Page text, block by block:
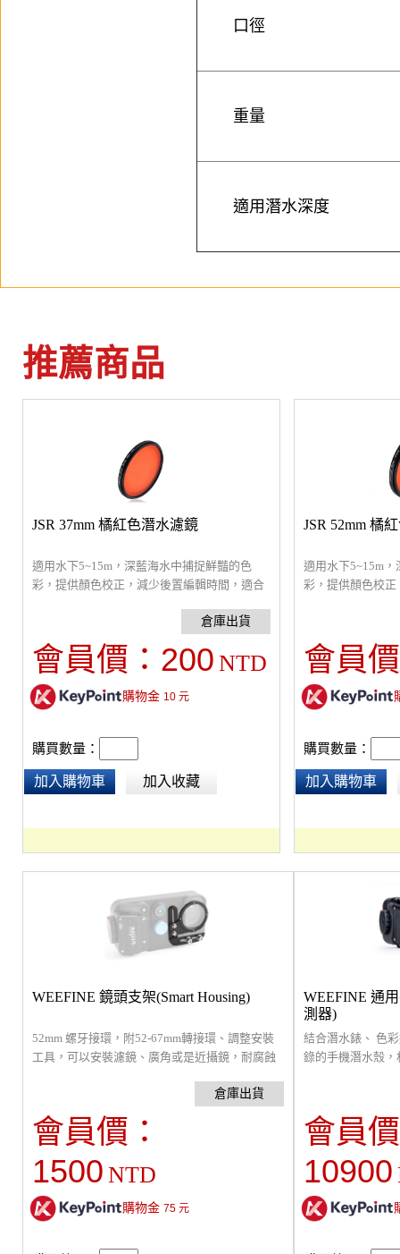
口徑
重量
適用潛水深度
推薦商品
JSR 37mm 橘紅色潛水濾鏡
適用水下5~15m，深藍海水中捕捉鮮豔的色
彩，提供顏色校正，減少後置編輯時間，適合
會員價： 200 NTD
購物金 10元
購買數量：
加入購物車 加入收藏
JSR 52mm 橘
適用水下5~15m
彩，提供顏色校
會員
購買數量：
加入購物車
WEEFINE 鏡頭支架(Smart Housing)
52mm 螺牙接環，附52-67mm轉接環、調整安裝
工具，可以安裝濾鏡、廣角或是近攝鏡，耐腐蝕
上，可上下左右調整濾鏡至適當位置。
會員價：
1500 NTD
購物金 75元
WEEFINE 通
測器)
結合潛水錶、 色
錄的手機潛水殼
器，可以隨時知
APP：Dive+ 使用
(Pro、Pro Max鏡
會員
10900